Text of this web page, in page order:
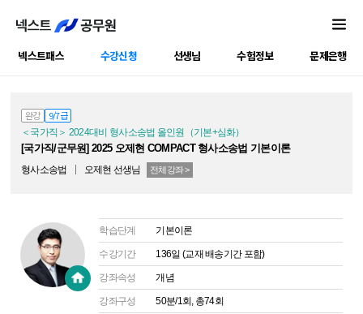
넥스트패스 수강신청 선생님 수험정보 문제은행
완강 9/7급
＜국가직＞ 2024대비 형사소송법 올인원（기본+심화）
[국가직/군무원] 2025 오제현 COMPACT 형사소송법 기본이론
형사소송법 오제현 선생님 전체강좌 >
학습단계 기본이론
수강기간 136일 (교재 배송기간 포함)
강좌속성 개념
강좌구성 50분/1회, 총74회